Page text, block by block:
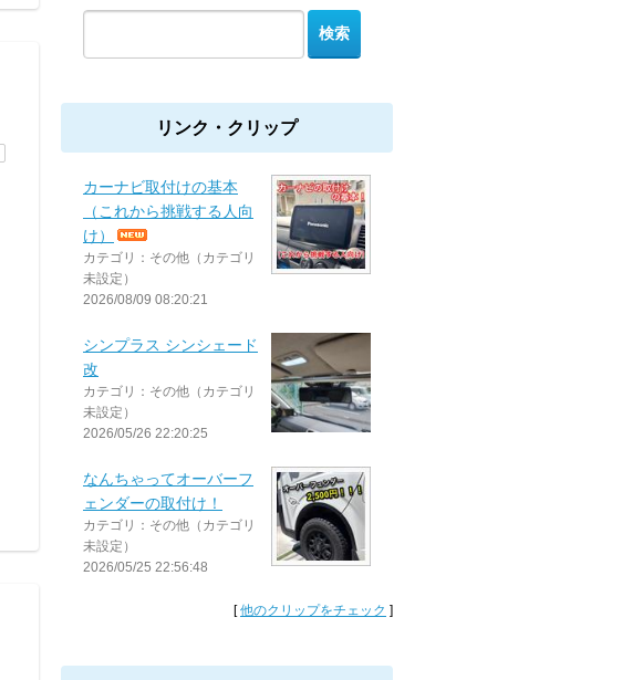
リンク・クリップ
カーナビ取付けの基本
（これから挑戦する人向
け）
カテゴリ：その他（カテゴリ
未設定）
2026/08/09 08:20:21
シンプラス シンシェード
改
カテゴリ：その他（カテゴリ
未設定）
2026/05/26 22:20:25
なんちゃってオーバーフ
ェンダーの取付け！
カテゴリ：その他（カテゴリ
未設定）
2026/05/25 22:56:48
[他のクリップをチェック ]